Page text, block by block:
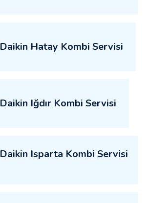
Daikin Hatay Kombi Servisi
Daikin Iğdır Kombi Servisi
Daikin Isparta Kombi Servisi